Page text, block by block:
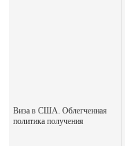
Виза в США. Облегченная
политика получения